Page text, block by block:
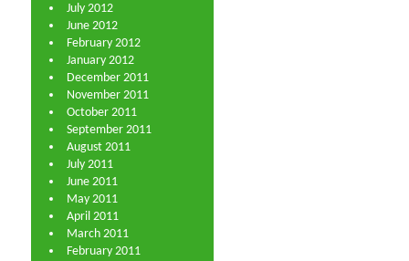
July 2012
June 2012
February 2012
January 2012
December 2011
November 2011
October 2011
September 2011
August 2011
July 2011
June 2011
May 2011
April 2011
March 2011
February 2011